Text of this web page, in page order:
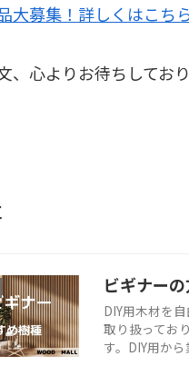
大募集！詳しくはこち
、心よりお待ちしており
ビギナー
DIY用木材を
取り扱ってお
す。DIY用か